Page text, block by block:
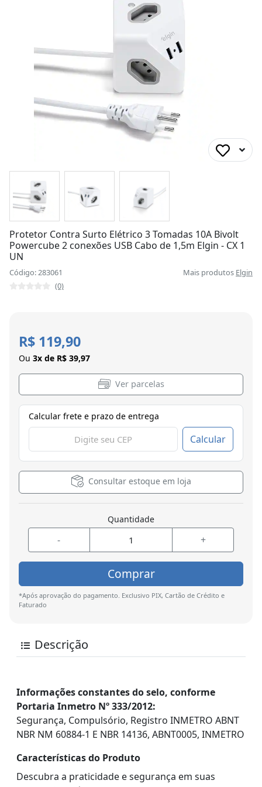
Protetor Contra Surto Elétrico 3 Tomadas 10A Bivolt
Powercube 2 conexões USB Cabo de 1,5m Elgin - CX 1
UN
Código: 283061 Mais produtos Elgin
(0)
R$ 119,90
Ou 3x de R$ 39,97
Ver parcelas
Calcular frete e prazo de entrega
Calcular
Consultar estoque em loja
Quantidade
- +
Comprar
*Após aprovação do pagamento. Exclusivo PIX, Cartão de Crédito e
Faturado
Descrição
Informações constantes do selo, conforme
Portaria Inmetro Nº 333/2012:
Segurança, Compulsório, Registro INMETRO ABNT
NBR NM 60884-1 E NBR 14136, ABNT0005, INMETRO
Características do Produto
Descubra a praticidade e segurança em suas